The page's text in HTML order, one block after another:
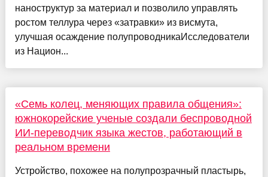
наноструктур за материал и позволило управлять
ростом теллура через «затравки» из висмута,
улучшая осаждение полупроводникаИсследователи
из Национ...
«Семь колец, меняющих правила общения»:
южнокорейские ученые создали беспроводной
ИИ-переводчик языка жестов, работающий в
реальном времени
Устройство, похожее на полупрозрачный пластырь,